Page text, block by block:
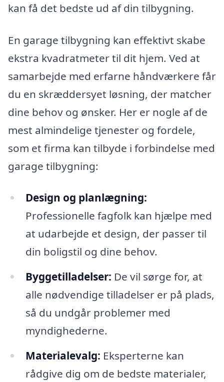
kan få det bedste ud af din tilbygning.
En garage tilbygning kan effektivt skabe
ekstra kvadratmeter til dit hjem. Ved at
samarbejde med erfarne håndværkere får
du en skræddersyet løsning, der matcher
dine behov og ønsker. Her er nogle af de
mest almindelige tjenester og fordele,
som et firma kan tilbyde i forbindelse med
garage tilbygning:
Design og planlægning:
Professionelle fagfolk kan hjælpe med
at udarbejde et design, der passer til
din boligstil og dine behov.
Byggetilladelser: De vil sørge for, at
alle nødvendige tilladelser er på plads,
så du undgår problemer med
myndighederne.
Materialevalg: Eksperterne kan
rådgive dig om de bedste materialer,